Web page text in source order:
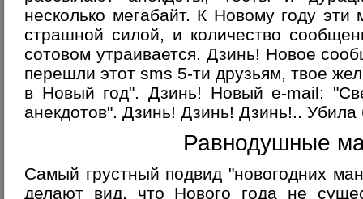
несколько мегабайт. К Новому году эти
страшной силой, и количество
сотовом утраивается. Дзинь! Новое
перешли этот sms 5-ти друзьям, твое
в Новый год". Дзинь! Новый e-mail:
анекдотов". Дзинь! Дзинь! Дзинь!..
Равнодушные
Самый грустный подвид "новогодних
делают вид, что Нового года не